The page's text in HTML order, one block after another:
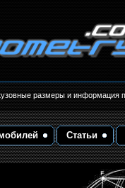
Геометрия кузова
размеры и информация
Статьи